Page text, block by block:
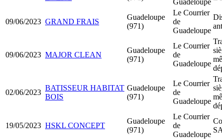
Guadeloupe
09/06/2023 GRAND FRAIS
Guadeloupe
(971)
Le Courrier
de
Guadeloupe
09/06/2023 MAJOR CLEAN
Guadeloupe
(971)
Le Courrier
de
Guadeloupe
02/06/2023
BATISSEUR HABITAT
BOIS
Guadeloupe
(971)
Le Courrier
de
Guadeloupe
19/05/2023 HSKL CONCEPT
Guadeloupe
(971)
Le Courrier
de
Guadeloupe